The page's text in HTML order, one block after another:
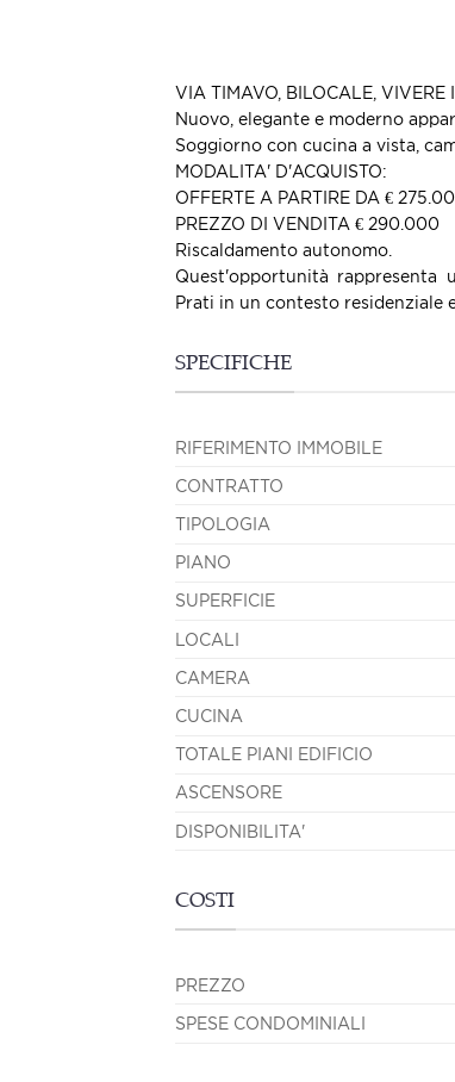
VIA TIMAVO, BILOCALE,
Nuovo, elegante e moderno
Soggiorno con cucina a vista,
MODALITA' D'ACQUISTO:
OFFERTE A PARTIRE DA €
PREZZO DI VENDITA € 290.000
Riscaldamento autonomo.
Quest'opportunità rappresenta
Prati in un contesto residenziale
SPECIFICHE
RIFERIMENTO IMMOBILE
CONTRATTO
TIPOLOGIA
PIANO
SUPERFICIE
LOCALI
CAMERA
CUCINA
TOTALE PIANI EDIFICIO
ASCENSORE
DISPONIBILITA'
COSTI
PREZZO
SPESE CONDOMINIALI